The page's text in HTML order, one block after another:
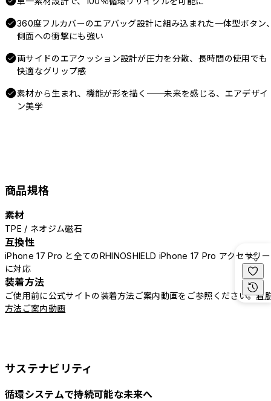
360度フルカバーのエアバッグ設計に組み込まれた一体型ボタン
側面への衝撃にも強い
両サイドのエアクッション設計が圧力を分散、長時間の使用でも
快適なグリップ感
素材から生まれ、機能が形を描く──未来を感じる、エアデザイ
ン美学
商品規格
素材
TPE / ネオジム磁石
互換性
iPhone 17 Pro と全てのRHINOSHIELD iPhone 17 Pro アクセサリー
に対応
装着方法
ご使用前に公式サイトの装着方法ご案内動画をご参照ください。着
方法ご案内動画
サステナビリティ
循環システムで持続可能な未来へ